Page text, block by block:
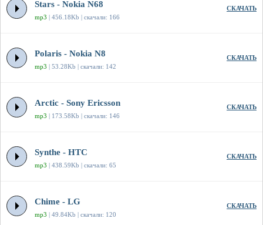
Stars - Nokia N68
mp3 | 456.18Kb | скачали: 166
СКАЧАТЬ
Polaris - Nokia N8
mp3 | 53.28Kb | скачали: 142
СКАЧАТЬ
Arctic - Sony Ericsson
mp3 | 173.58Kb | скачали: 146
СКАЧАТЬ
Synthe - HTC
mp3 | 438.59Kb | скачали: 65
СКАЧАТЬ
Chime - LG
mp3 | 49.84Kb | скачали: 120
СКАЧАТЬ